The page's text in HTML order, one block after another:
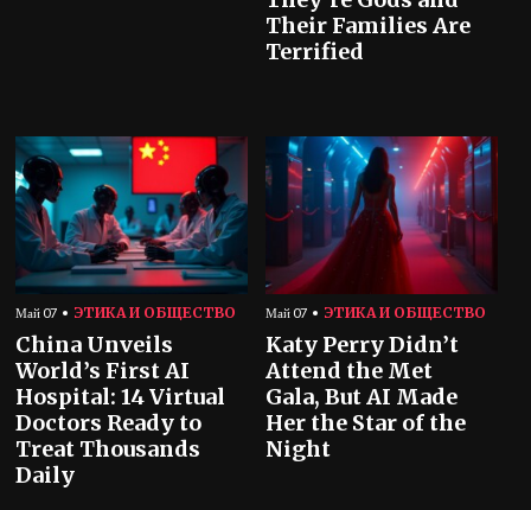
Their Families Are
Terrified
Май 07 ЭТИКА И ОБЩЕСТВО
China Unveils
World’s First AI
Hospital: 14 Virtual
Doctors Ready to
Treat Thousands
Daily
Май 07 ЭТИКА И ОБЩЕСТВО
Katy Perry Didn’t
Attend the Met
Gala, But AI Made
Her the Star of the
Night